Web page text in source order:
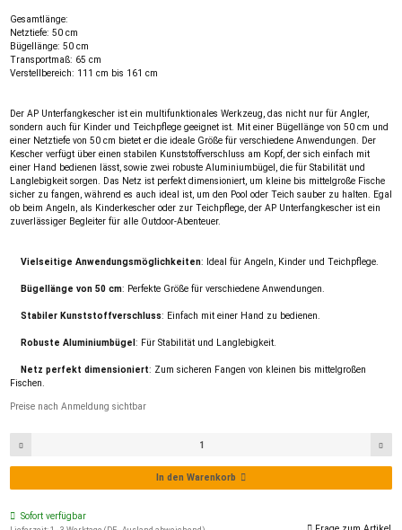
Gesamtlänge:
Netztiefe: 50 cm
Bügellänge: 50 cm
Transportmaß: 65 cm
Verstellbereich: 111 cm bis 161 cm
Der AP Unterfangkescher ist ein multifunktionales Werkzeug, das nicht nur für Angler,
sondern auch für Kinder und Teichpflege geeignet ist. Mit einer Bügellänge von 50 cm und
einer Netztiefe von 50 cm bietet er die ideale Größe für verschiedene Anwendungen. Der
Kescher verfügt über einen stabilen Kunststoffverschluss am Kopf, der sich einfach mit
einer Hand bedienen lässt, sowie zwei robuste Aluminiumbügel, die für Stabilität und
Langlebigkeit sorgen. Das Netz ist perfekt dimensioniert, um kleine bis mittelgroße Fische
sicher zu fangen, während es auch ideal ist, um den Pool oder Teich sauber zu halten. Egal
ob beim Angeln, als Kinderkescher oder zur Teichpflege, der AP Unterfangkescher ist ein
zuverlässiger Begleiter für alle Outdoor-Abenteuer.
Vielseitige Anwendungsmöglichkeiten: Ideal für Angeln, Kinder und Teichpflege.
Bügellänge von 50 cm: Perfekte Größe für verschiedene Anwendungen.
Stabiler Kunststoffverschluss: Einfach mit einer Hand zu bedienen.
Robuste Aluminiumbügel : Für Stabilität und Langlebigkeit.
Netz perfekt dimensioniert: Zum sicheren Fangen von kleinen bis mittelgroßen
Fischen.
Preise nach Anmeldung sichtbar
In den Warenkorb
Sofort verfügbar